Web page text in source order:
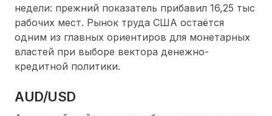
недели: прежний показатель прибавил 16,25 тыс
рабочих мест. Рынок труда США остаётся
одним из главных ориентиров для монетарных
властей при выборе вектора денежно-
кредитной политики.
AUD/USD